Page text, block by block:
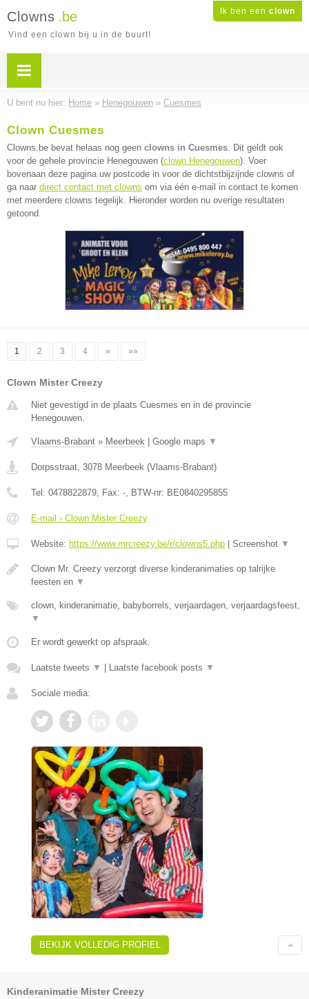
Ik ben een clown
Clowns .be
Vind een clown bij u in de buurt!
U bent nu hier: Home » Henegouwen » Cuesmes
Clown Cuesmes
Clowns.be bevat helaas nog geen clowns in Cuesmes. Dit geldt ook
voor de gehele provincie Henegouwen (clown Henegouwen). Voer
bovenaan deze pagina uw postcode in voor de dichtstbijzijnde clowns of
ga naar direct contact met clowns om via één e-mail in contact te komen
met meerdere clowns tegelijk. Hieronder worden nu overige resultaten
getoond.
1 2 3 4 » »»
Clown Mister Creezy
Niet gevestigd in de plaats Cuesmes en in de provincie
Henegouwen.
Vlaams-Brabant » Meerbeek Google maps ▼
Dorpsstraat, 3078 Meerbeek (Vlaams-Brabant)
Tel: 0478822879, Fax: -, BTW-nr: BE0840295855
E-mail › Clown Mister Creezy
Website: https://www.mrcreezy.be/r/clowns5.php Screenshot ▼
Clown Mr. Creezy verzorgt diverse kinderanimaties op talrijke
feesten en ▼
clown, kinderanimatie, babyborrels, verjaardagen, verjaardagsfeest,
▼
Er wordt gewerkt op afspraak.
Laatste tweets ▼ Laatste facebook posts ▼
Sociale media:
BEKIJK VOLLEDIG PROFIEL
Kinderanimatie Mister Creezy